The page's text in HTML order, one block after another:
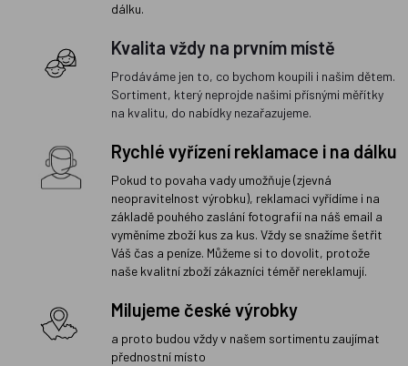
dálku.
Kvalita vždy na prvním místě
Prodáváme jen to, co bychom koupili i našim dětem.
Sortiment, který neprojde našimi přísnými měřítky
na kvalitu, do nabídky nezařazujeme.
Rychlé vyřízení reklamace i na dálku
Pokud to povaha vady umožňuje (zjevná
neopravitelnost výrobku), reklamaci vyřídíme i na
základě pouhého zaslání fotografií na náš email a
vyměníme zboží kus za kus. Vždy se snažíme šetřit
Váš čas a peníze. Můžeme si to dovolit, protože
naše kvalitní zboží zákazníci téměř nereklamují.
Milujeme české výrobky
a proto budou vždy v našem sortimentu zaujímat
přednostní místo